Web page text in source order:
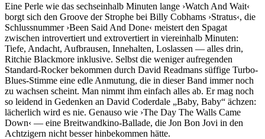
Eine Perle wie das sechseinhalb Minuten lange ›Watch And Wait‹
borgt sich den Groove der Strophe bei Billy Cobhams ›Stratus‹, die
Schlussnummer ›Been Said And Done‹ meistert den Spagat
zwischen introvertiert und extrovertiert in viereinhalb Minuten:
Tiefe, Andacht, Aufbrausen, Innehalten, Loslassen — alles drin,
Ritchie Blackmore inklusive. Selbst die weniger aufregenden
Standard-Rocker bekommen durch David Readmans süffige Turbo-
Blues-Stimme eine edle Anmutung, die in dieser Band immer noch
zu wachsen scheint. Man nimmt ihm einfach alles ab. Er mag noch
so leidend in Gedenken an David Coderdale „Baby, Baby“ ächzen:
lächerlich wird es nie. Genauso wie ›The Day The Walls Came
Down‹ — eine Breitwandkino-Ballade, die Jon Bon Jovi in den
Achtzigern nicht besser hinbekommen hätte.